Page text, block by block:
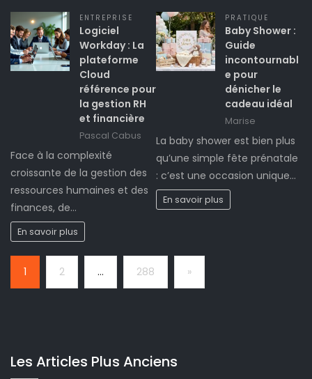
ENTREPRISE
Logiciel
Workday : La
plateforme
Cloud
référence pour
la gestion RH
et financière
Pascal Cabus
Face à la complexité
croissante de la gestion des
ressources humaines et des
finances, de…
En savoir plus
PRATIQUE
Baby Shower :
Guide
incontournabl
e pour
dénicher le
cadeau idéal
Marise
La baby shower est bien plus
qu’une simple fête prénatale
: c’est une occasion unique…
En savoir plus
1 2 … 288 Next
»
Les Articles Plus Anciens